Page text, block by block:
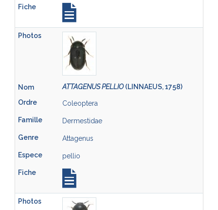
ATTAGENUS PELLIO(LINNAEUS, 1758)
Coleoptera
Dermestidae
Attagenus
pellio